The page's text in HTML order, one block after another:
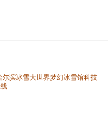
尔滨冰雪大世界梦幻冰雪馆科技